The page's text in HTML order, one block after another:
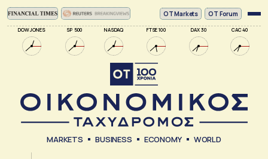
DOW JONES SP 500 NASDAQ FTSE 100 DAX 30 CAC 40
ΟΤ Markets OT Forum
MARKETS BUSINESS ECONOMY WORLD